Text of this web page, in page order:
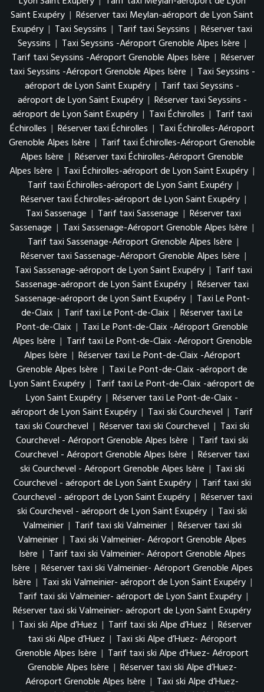
Saint Exupéry | Réserver taxi Meylan-aéroport de Lyon Saint
Exupéry | Taxi Seyssins | Tarif taxi Seyssins | Réserver taxi
Seyssins | Taxi Seyssins -Aéroport Grenoble Alpes Isère |
Tarif taxi Seyssins -Aéroport Grenoble Alpes Isère | Réserver
taxi Seyssins -Aéroport Grenoble Alpes Isère | Taxi Seyssins -
aéroport de Lyon Saint Exupéry | Tarif taxi Seyssins -
aéroport de Lyon Saint Exupéry | Réserver taxi Seyssins -
aéroport de Lyon Saint Exupéry | Taxi Échirolles | Tarif taxi
Échirolles | Réserver taxi Échirolles | Taxi Échirolles-Aéroport
Grenoble Alpes Isère | Tarif taxi Échirolles-Aéroport Grenoble
Alpes Isère | Réserver taxi Échirolles-Aéroport Grenoble
Alpes Isère | Taxi Échirolles-aéroport de Lyon Saint Exupéry |
Tarif taxi Échirolles-aéroport de Lyon Saint Exupéry |
Réserver taxi Échirolles-aéroport de Lyon Saint Exupéry |
Taxi Sassenage | Tarif taxi Sassenage | Réserver taxi
Sassenage | Taxi Sassenage-Aéroport Grenoble Alpes Isère |
Tarif taxi Sassenage-Aéroport Grenoble Alpes Isère |
Réserver taxi Sassenage-Aéroport Grenoble Alpes Isère |
Taxi Sassenage-aéroport de Lyon Saint Exupéry | Tarif taxi
Sassenage-aéroport de Lyon Saint Exupéry | Réserver taxi
Sassenage-aéroport de Lyon Saint Exupéry | Taxi Le Pont-
de-Claix | Tarif taxi Le Pont-de-Claix | Réserver taxi Le
Pont-de-Claix | Taxi Le Pont-de-Claix -Aéroport Grenoble
Alpes Isère | Tarif taxi Le Pont-de-Claix -Aéroport Grenoble
Alpes Isère | Réserver taxi Le Pont-de-Claix -Aéroport
Grenoble Alpes Isère | Taxi Le Pont-de-Claix -aéroport de
Lyon Saint Exupéry | Tarif taxi Le Pont-de-Claix -aéroport de
Lyon Saint Exupéry | Réserver taxi Le Pont-de-Claix -
aéroport de Lyon Saint Exupéry | Taxi ski Courchevel | Tarif
taxi ski Courchevel | Réserver taxi ski Courchevel | Taxi ski
Courchevel - Aéroport Grenoble Alpes Isère | Tarif taxi ski
Courchevel - Aéroport Grenoble Alpes Isère | Réserver taxi
ski Courchevel - Aéroport Grenoble Alpes Isère | Taxi ski
Courchevel - aéroport de Lyon Saint Exupéry | Tarif taxi ski
Courchevel - aéroport de Lyon Saint Exupéry | Réserver taxi
ski Courchevel - aéroport de Lyon Saint Exupéry | Taxi ski
Valmeinier | Tarif taxi ski Valmeinier | Réserver taxi ski
Valmeinier | Taxi ski Valmeinier- Aéroport Grenoble Alpes
Isère | Tarif taxi ski Valmeinier- Aéroport Grenoble Alpes
Isère | Réserver taxi ski Valmeinier- Aéroport Grenoble Alpes
Isère | Taxi ski Valmeinier- aéroport de Lyon Saint Exupéry |
Tarif taxi ski Valmeinier- aéroport de Lyon Saint Exupéry |
Réserver taxi ski Valmeinier- aéroport de Lyon Saint Exupéry
| Taxi ski Alpe d’Huez | Tarif taxi ski Alpe d’Huez | Réserver
taxi ski Alpe d’Huez | Taxi ski Alpe d’Huez- Aéroport
Grenoble Alpes Isère | Tarif taxi ski Alpe d’Huez- Aéroport
Grenoble Alpes Isère | Réserver taxi ski Alpe d’Huez-
Aéroport Grenoble Alpes Isère | Taxi ski Alpe d’Huez-